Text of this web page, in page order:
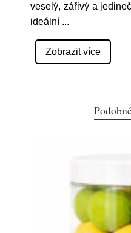
veselý, zářivý a
ideální ...
Zobrazit více